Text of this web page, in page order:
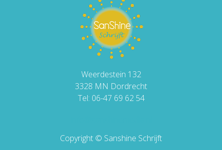
Weerdestein 132
3328 MN Dordrecht
Tel: 06-47 69 62 54
Copyright © Sanshine Schrijft